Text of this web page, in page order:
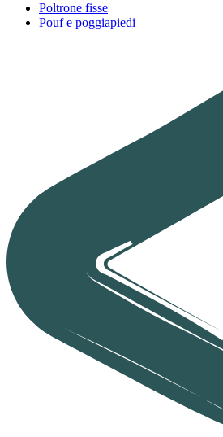
Poltrone fisse
Pouf e poggiapiedi